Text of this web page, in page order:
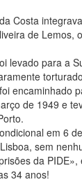
Costa
de Lemos,
levado para a
encaminhado
de 1949 e
em 6
sem
da
34 anos!